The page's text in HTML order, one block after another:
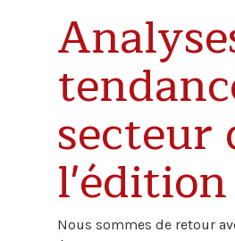
secteur
l'édition
Nous sommes de retour